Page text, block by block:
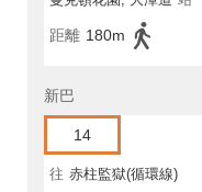
距離 180m
新巴
14
往 赤柱監獄(循環線)